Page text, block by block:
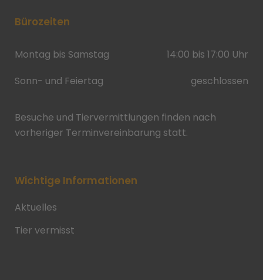
Bürozeiten
Montag bis Samstag
14:00 bis 17:00 Uhr
Sonn- und Feiertag
geschlossen
Besuche und Tiervermittlungen finden nach
vorheriger Terminvereinbarung statt.
Wichtige Informationen
Aktuelles
Tier vermisst